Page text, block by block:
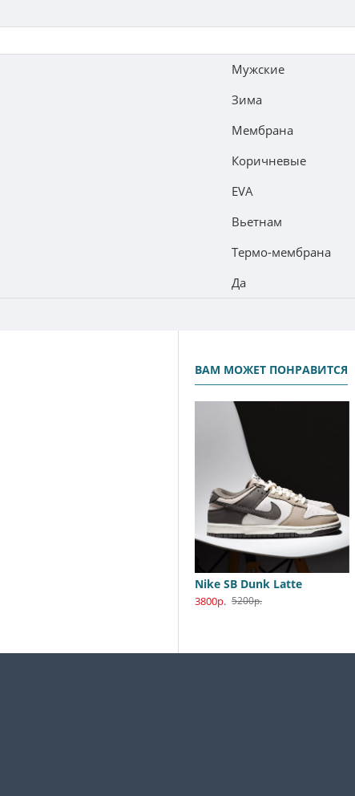
Мужские
Зима
Мембрана
Коричневые
EVA
Вьетнам
Термо-мембрана
Да
ВАМ МОЖЕТ ПОНРАВИТСЯ
Nike SB Dunk Latte
3800р. 5200р.